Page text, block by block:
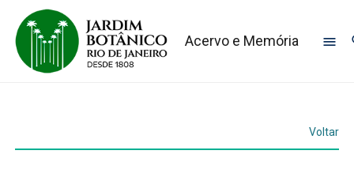
Acervo e Memória
Voltar